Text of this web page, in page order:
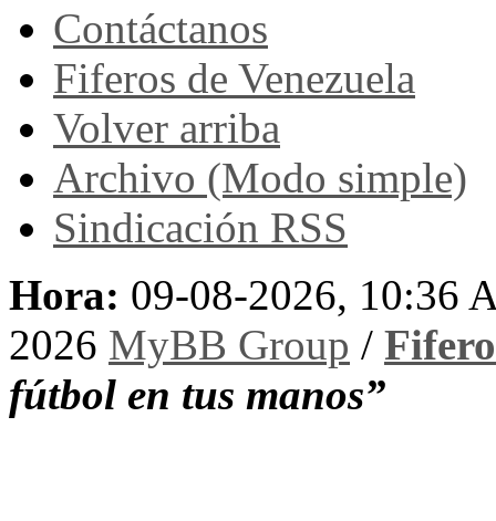
Contáctanos
Fiferos de Venezuela
Volver arriba
Archivo (Modo simple)
Sindicación RSS
Hora: 09-08-2026, 10:36
2026 MyBB Group /
fútbol en tus manos”